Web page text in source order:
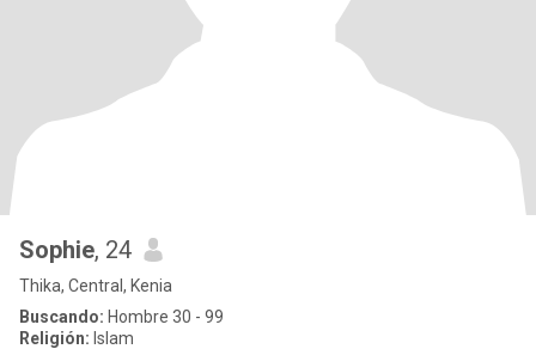
Sophie, 24
Thika, Central, Kenia
Buscando: Hombre 30 - 99
Religión: Islam